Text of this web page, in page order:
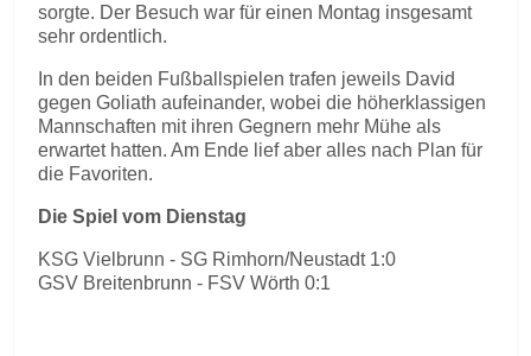
sorgte. Der Besuch war für einen Montag insgesamt
sehr ordentlich.
In den beiden Fußballspielen trafen jeweils David
gegen Goliath aufeinander, wobei die höherklassigen
Mannschaften mit ihren Gegnern mehr Mühe als
erwartet hatten. Am Ende lief aber alles nach Plan für
die Favoriten.
Die Spiel vom Dienstag
KSG Vielbrunn - SG Rimhorn/Neustadt 1:0
GSV Breitenbrunn - FSV Wörth 0:1